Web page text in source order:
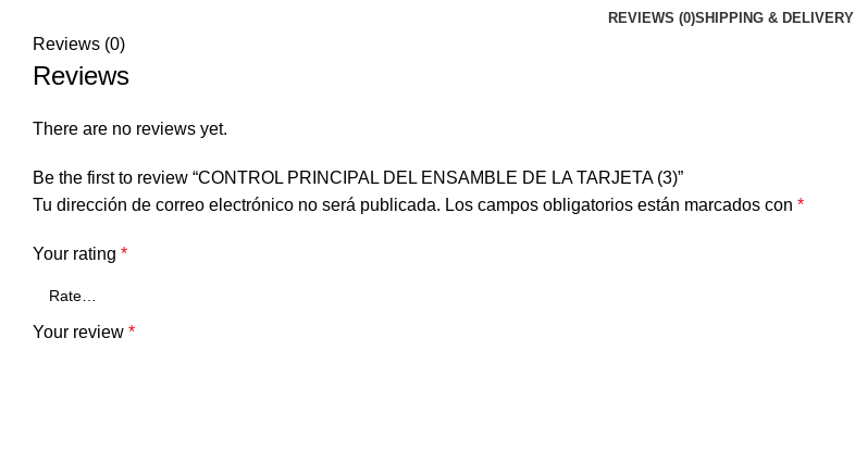
REVIEWS (0)SHIPPING & DELIVERY
Reviews (0)
Reviews
There are no reviews yet.
Be the first to review “CONTROL PRINCIPAL DEL ENSAMBLE DE LA TARJETA (3)”
Tu dirección de correo electrónico no será publicada. Los campos obligatorios están marcados con *
Your rating *
Your review *